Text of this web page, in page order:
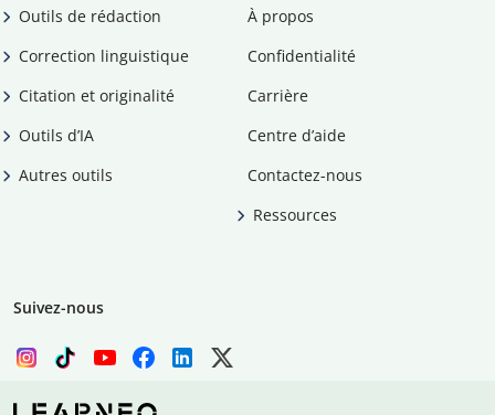
Outils de rédaction
Correction linguistique
Citation et originalité
Outils d’IA
Autres outils
À propos
Confidentialité
Carrière
Centre d’aide
Contactez-nous
Ressources
Suivez-nous